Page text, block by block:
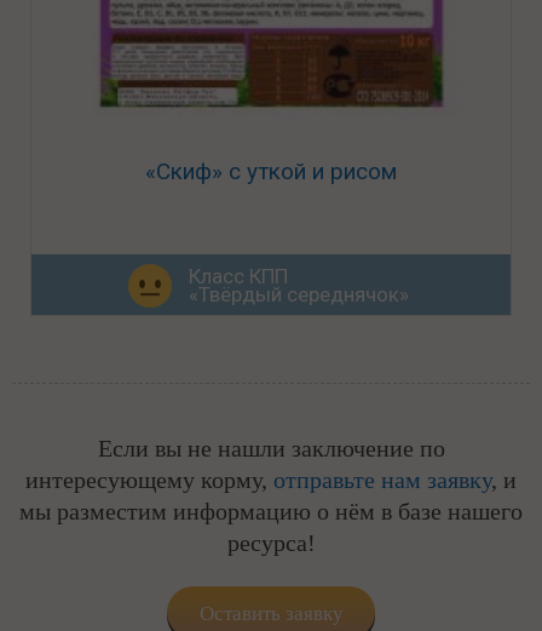
«Скиф» с уткой и рисом
Класс КПП
«Твёрдый середнячок»
Если вы не нашли заключение по
интересующему корму, отправьте нам заявку, и
мы разместим информацию о нём в базе нашего
ресурса!
Оставить заявку